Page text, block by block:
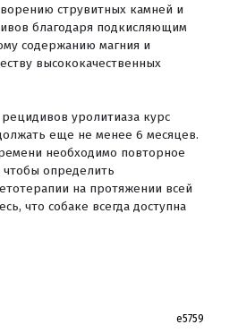
струвитных камней и
благодаря подкисляющим
содержанию магния и
высококачественных
уролитиаза курс
еще не менее 6 месяцев.
необходимо повторное
определить
на протяжении всей
что собаке всегда доступна
е5759